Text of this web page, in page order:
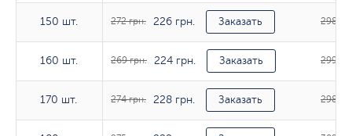
150 шт.
160 шт.
170 шт.
150 шт. 272 грн. 226 грн. Заказать 298
160 шт. 269 грн. 224 грн. Заказать 299
170 шт. 274 грн. 228 грн. Заказать 298